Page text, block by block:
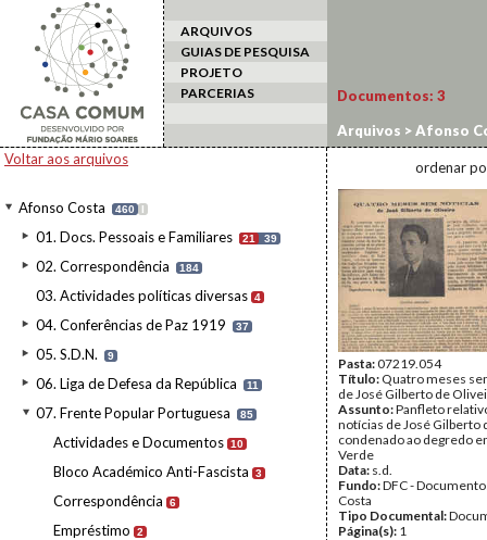
ARQUIVOS
GUIAS DE PESQUISA
PROJETO
PARCERIAS
Voltar aos arquivos
Afonso Costa 460 I
01. Docs. Pessoais e Familiares 21 39
02. Correspondência 184
03. Actividades políticas diversas 4
04. Conferências de Paz 1919 37
05. S.D.N. 9
06. Liga de Defesa da República 11
07. Frente Popular Portuguesa 85
Actividades e Documentos 10
Bloco Académico Anti-Fascista 3
Correspondência 6
Empréstimo 2
Documentos: 3
Arquivos >Afonso
ordenar
Pasta:07219.054
Título: Quatro meses
de José Gilberto de
Assunto:Panfleto
notícias de José Gilberto
condenado ao degredo
Verde
Data: s.d.
Fundo:DFC -
Costa
Tipo Documental:
Página(s): 1